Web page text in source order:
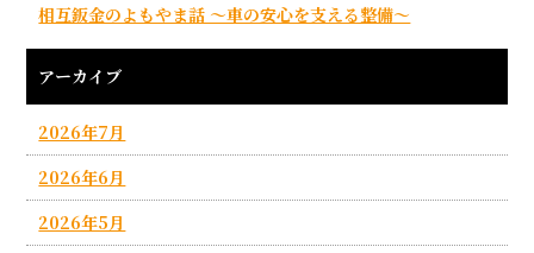
相互鈑金のよもやま話 ～車の安心を支える整備～
アーカイブ
2026年7月
2026年6月
2026年5月